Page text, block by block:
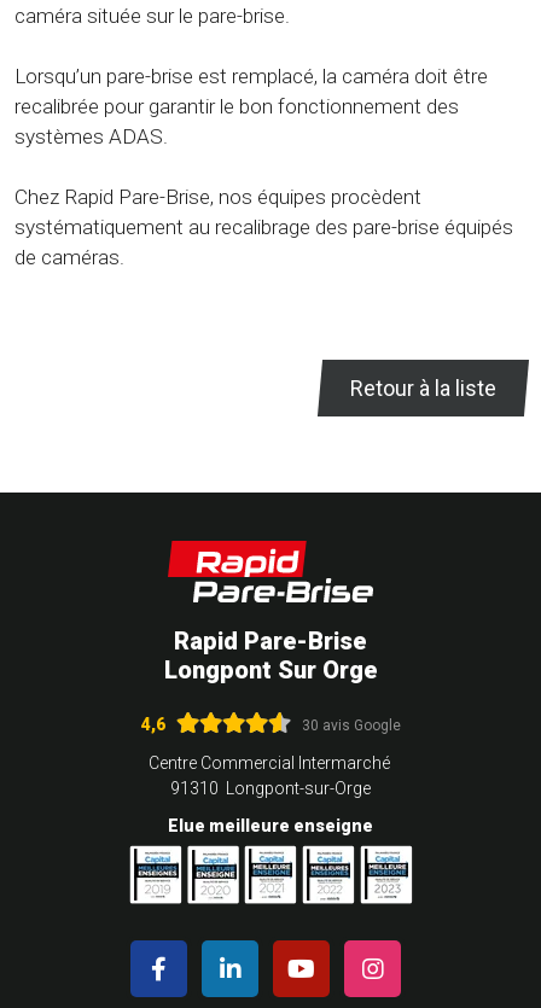
caméra située sur le pare-brise.
Lorsqu’un pare-brise est remplacé, la caméra doit être
recalibrée pour garantir le bon fonctionnement des
systèmes ADAS.
Chez Rapid Pare-Brise, nos équipes procèdent
systématiquement au recalibrage des pare-brise équipés
de caméras.
Retour à la liste
Rapid Pare-Brise
Longpont Sur Orge
4,6 30 avis Google
Centre Commercial Intermarché
91310 Longpont-sur-Orge
Elue meilleure enseigne